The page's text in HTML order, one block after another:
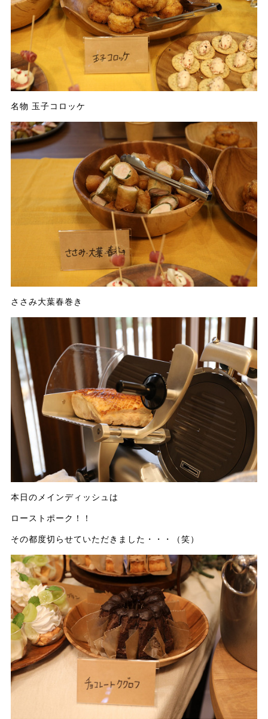
名物 玉子コロッケ
ささみ大葉春巻き
本日のメインディッシュは
ローストポーク！！
その都度切らせていただきました・・・（笑）